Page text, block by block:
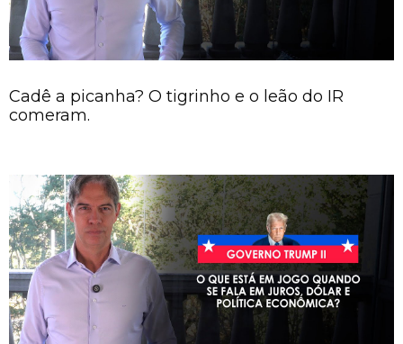
Cadê a picanha? O tigrinho e o leão do IR
comeram.